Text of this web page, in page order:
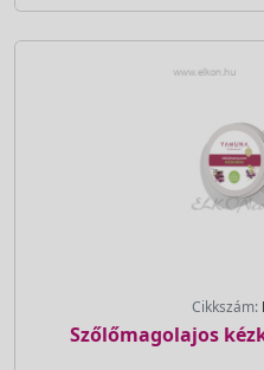
Cikkszám:
Szőlőmagolajos